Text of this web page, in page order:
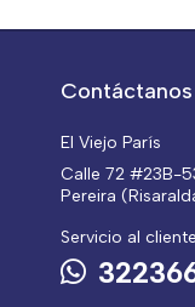
Contáctanos
El Viejo París
Calle 72 #23B-
Pereira
Servicio al cliente